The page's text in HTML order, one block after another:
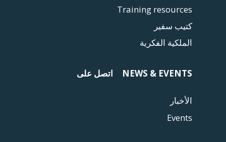
Training resources
كتيب سفير
الملكية الفكرية
NEWS & EVENTS
الأخبار
Events
اتصل على